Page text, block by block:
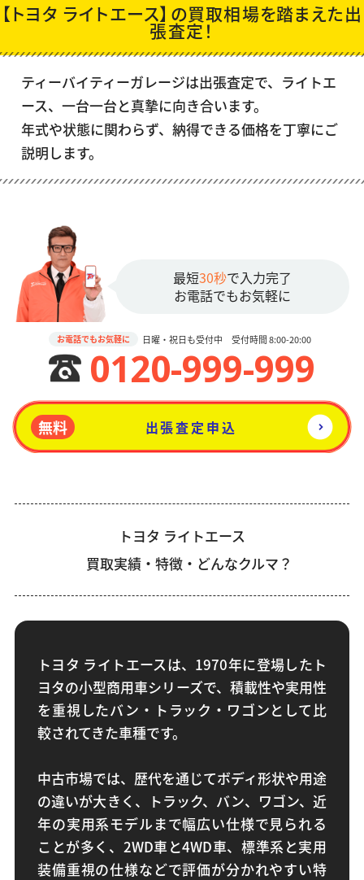
【トヨタ ライトエース】の買取相場を踏まえた出
張査定！
ティーバイティーガレージは出張査定で、 ライトエ
ース、一台一台と真摯に向き合います。
年式や状態に関わらず、納得できる価格を丁寧にご
説明します。
最短30秒で入力完了
お電話でもお気軽に
お電話でもお気軽に 日曜・祝日も受付中 受付時間 8:00-20:00
0120-999-999
無料 出張査定申込
トヨタ ライトエース
買取実績・特徴・どんなクルマ？
トヨタ ライトエースは、1970年に登場したト
ヨタの小型商用車シリーズで、積載性や実用性
を重視したバン・トラック・ワゴンとして比
較されてきた車種です。
中古市場では、歴代を通じてボディ形状や用途
の違いが大きく、トラック、バン、ワゴン、近
年の実用系モデルまで幅広い仕様で見られる
ことが多く、2WD車と4WD車、標準系と実用
装備重視の仕様などで評価が分かれやすい特